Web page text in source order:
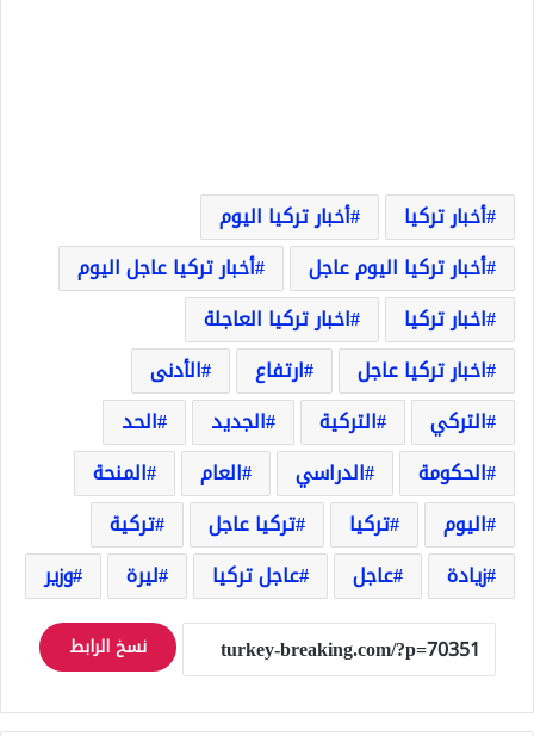
أخبار تركيا
أخبار تركيا اليوم
أخبار تركيا اليوم عاجل
أخبار تركيا عاجل اليوم
اخبار تركيا
اخبار تركيا العاجلة
اخبار تركيا عاجل
ارتفاع
الأدنى
التركي
التركية الجديد
الحد
الحكومة
الدراسي العام
المنحة
اليوم
تركيا تركيا عاجل
تركية
زيادة
عاجل عاجل تركيا ليرة وزير
نسخ الرابط